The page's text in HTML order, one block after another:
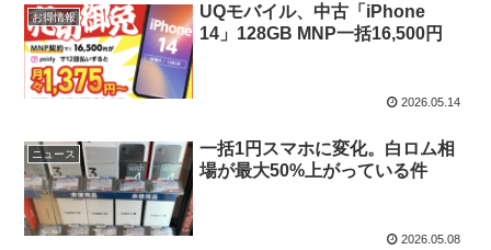
お得情報
UQモバイル、中古「iPhone
14」128GB MNP一括16,500円
2026.05.14
ニュース
一括1円スマホに変化。白ロム相
場が最大50%上がっている件
2026.05.08